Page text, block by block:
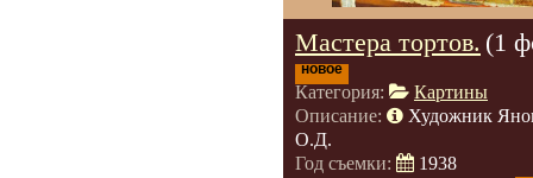
Мастера тортов. (1
новое
Категория:
Картины
Описание:
Художник
О.Д.
Год съемки:
1938